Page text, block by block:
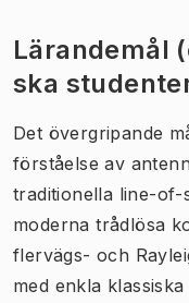
Lärandemål
ska
Det övergripande
förståelse av
traditionella line-of-
moderna trådlösa
flervägs- och
med enkla